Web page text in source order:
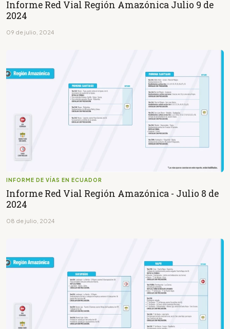
Informe Red Vial Región Amazónica Julio 9 de
2024
09 de julio, 2024
INFORME DE VÍAS EN ECUADOR
Informe Red Vial Región Amazónica - Julio 8 de
2024
08 de julio, 2024